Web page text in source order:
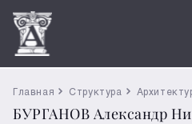
Главная Структура
БУРГАНОВ Александр